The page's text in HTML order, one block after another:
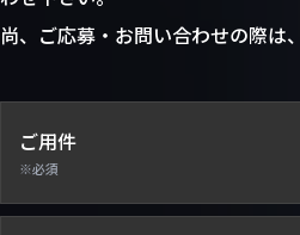
尚、ご応募・お問い合わせの際は
ご用件
※必須